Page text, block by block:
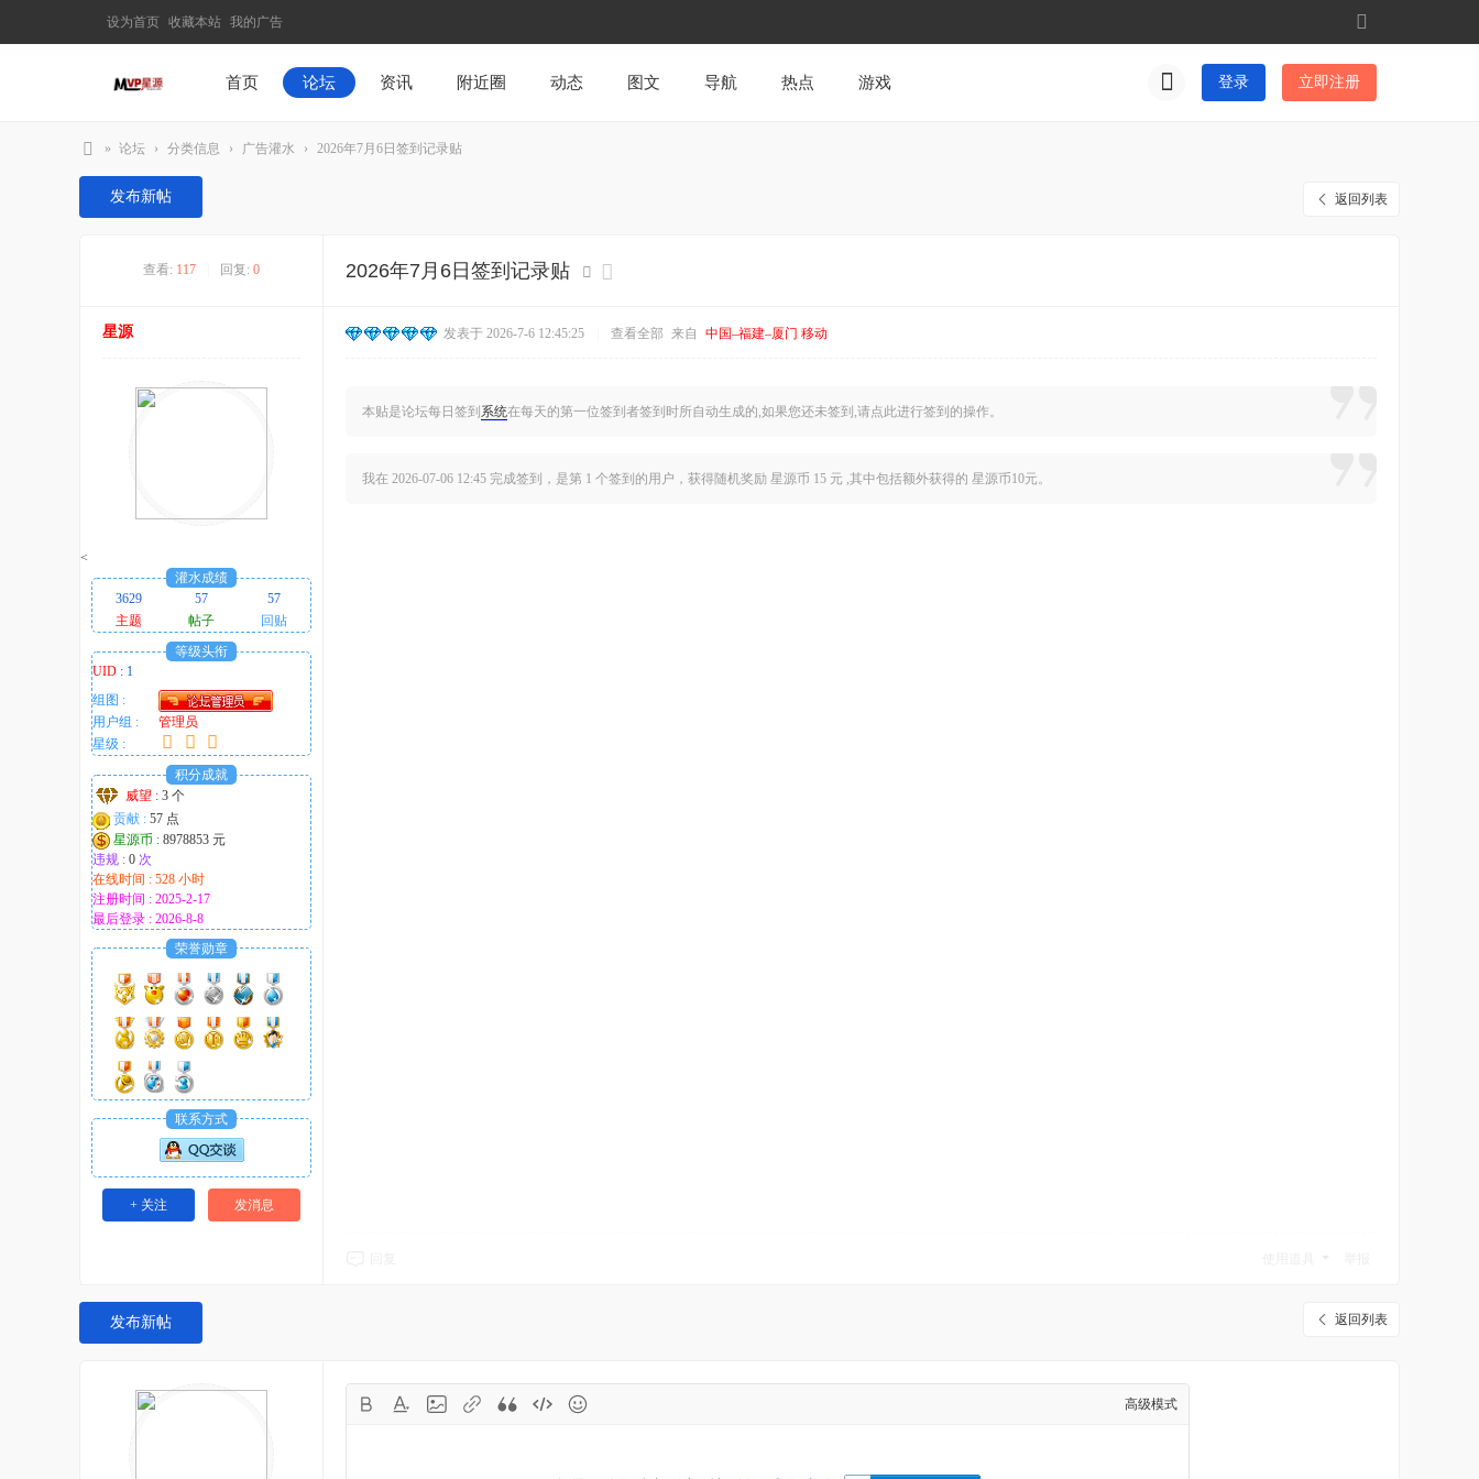
设为首页 收藏本站 我的广告
切
换
到
窄
首页 论坛 资讯 附近圈 动态 图文 导航 热点 游戏 登录 立即注册
M
V
！
» 论坛 › 分类信息 › 广告灌水 › 2026年7月6日签到记录贴
返回列表
发布新帖
查看: 117 回复: 0 2026年7月6日签到记录贴
星源
<
灌水成绩
3629
57
57
主题
帖子
回贴
等级头衔
UID : 1
组图 :
用户组 :
管理员
星级 :
积分成就
威望 : 3 个
贡献 : 57 点
星源币 : 8978853 元
违规 : 0 次
在线时间 : 528 小时
注册时间 : 2025-2-17
最后登录 : 2026-8-8
荣誉勋章
联系方式
+ 关注 发消息
发表于 2026-7-6 12:45:25 查看全部 来自 中国–福建–厦门 移动
本贴是论坛每日签到 系统在每天的第一位签到者签到时所自动生成的,如果您还未签到,请点此进行签到的操作。
我在 2026-07-06 12:45 完成签到，是第 1 个签到的用户 ，获得随机奖励 星源币 15 元 ,其中包括额外获得的 星源币10元。
返回列表
发布新帖
高级模式